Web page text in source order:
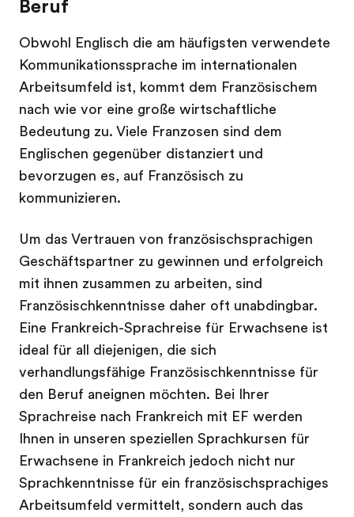
Beruf
Obwohl Englisch die am häufigsten verwendete
Kommunikationssprache im internationalen
Arbeitsumfeld ist, kommt dem Französischem
nach wie vor eine große wirtschaftliche
Bedeutung zu. Viele Franzosen sind dem
Englischen gegenüber distanziert und
bevorzugen es, auf Französisch zu
kommunizieren.
Um das Vertrauen von französischsprachigen
Geschäftspartner zu gewinnen und erfolgreich
mit ihnen zusammen zu arbeiten, sind
Französischkenntnisse daher oft unabdingbar.
Eine Frankreich-Sprachreise für Erwachsene ist
ideal für all diejenigen, die sich
verhandlungsfähige Französischkenntnisse für
den Beruf aneignen möchten. Bei Ihrer
Sprachreise nach Frankreich mit EF werden
Ihnen in unseren speziellen Sprachkursen für
Erwachsene in Frankreich jedoch nicht nur
Sprachkenntnisse für ein französischsprachiges
Arbeitsumfeld vermittelt, sondern auch das